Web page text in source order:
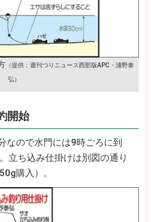
（提供：週刊つりニュース西部版APC・浦野泰
弘）
開始
なので水門には9時ごろに到
立ち込み仕掛けは別図の通り
購入）。